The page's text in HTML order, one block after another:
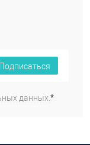
Подписаться
данных.*